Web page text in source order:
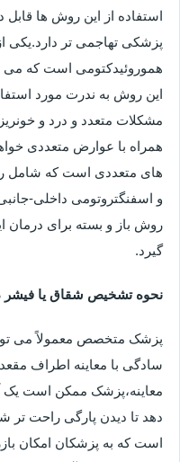
استفاده از این روش ها
پزشکی تهاجمی تر دارد.یکی
هموروئیدکتومی است که می
این روش به ندرت مورد
مشکلات متعدد و درد و
همراه با عوارض متعددی
های متعددی است که شامل
و اسفنگتروتومی داخلی-
روش باز و بسته برای درمان
گیرد.
نحوه تشخیص شقاق یا
پزشک متخصص معمولاً می
سادگی با معاینه اطراف
معاینه،پزشک ممکن است یک
دهد تا دیدن پارگی راحت تر
است که به پزشکان امکان